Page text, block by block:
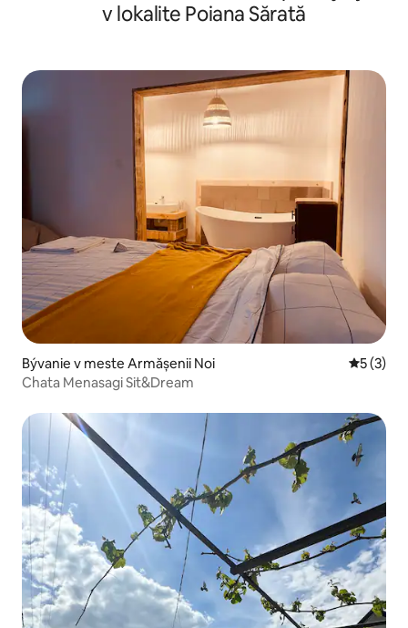
v lokalite Poiana Sărată
Bývanie v meste Armășenii Noi
5 (3)
Chata Menasagi Sit&Dream